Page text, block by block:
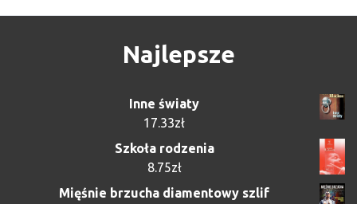
Najlepsze
Inne światy
17.33zł
Szkoła rodzenia
8.75zł
Mięśnie brzucha diamentowy szlif